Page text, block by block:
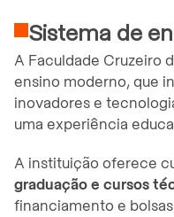
Sistema de
A Faculdade Cruzeiro
ensino moderno, que
inovadores e
uma experiência
A instituição oferece
graduação e cursos
financiamento e